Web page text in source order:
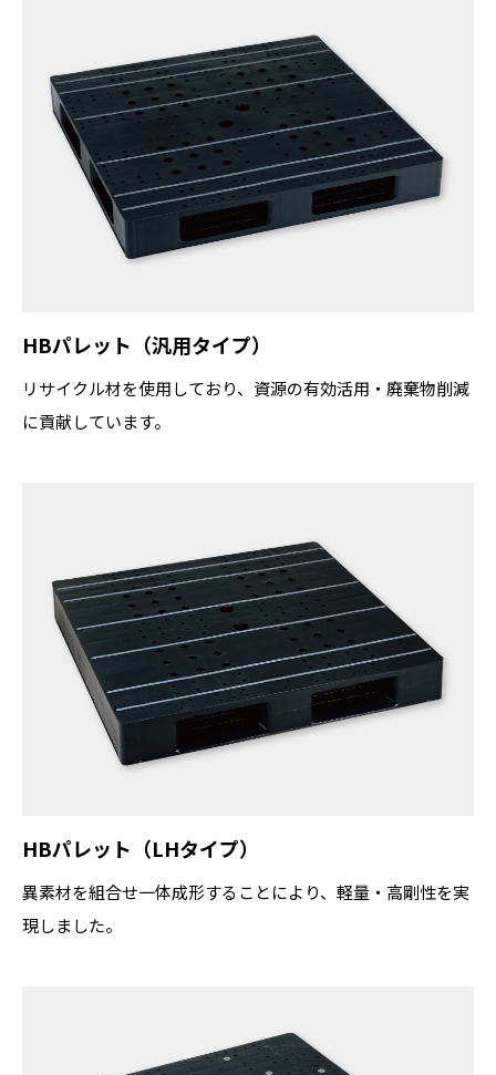
HBパレット（汎用タイプ）
リサイクル材を使用しており、資源の有効活用・廃棄物削減
に貢献しています。
HBパレット（LHタイプ）
異素材を組合せ一体成形することにより、軽量・高剛性を実
現しました。